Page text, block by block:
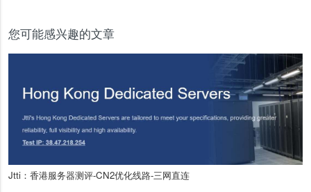
您可能感兴趣的文章
Jtti：香港服务器测评-CN2优化线路-三网直连